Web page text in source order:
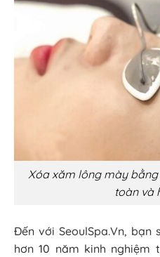
Xóa xăm lông mày bằng
toàn và
Đến với SeoulSpa.Vn,
hơn 10 năm kinh nghiệm